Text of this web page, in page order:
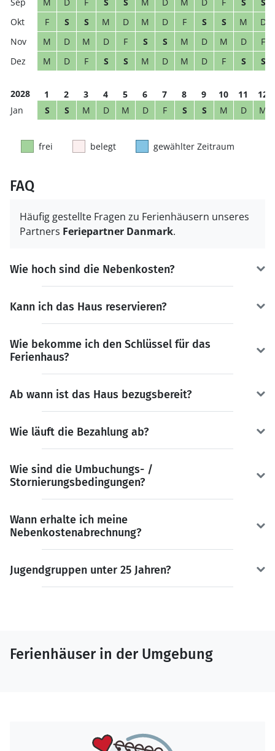
F
S S M D M D F S S M
D
M
D M D F S S M D M D
F
M
D F S S M D M D F S S
2028 1 2 3 4 5 6 7 8 9 10 11
12
S
S M D M D F S S M D M
frei belegt gewählter Zeitraum
FAQ
Häufig gestellte Fragen zu Ferienhäusern unseres
Partners Feriepartner Danmark.
Wie hoch sind die Nebenkosten?
Kann ich das Haus reservieren?
Wie bekomme ich den Schlüssel für das
Ferienhaus?
Ab wann ist das Haus bezugsbereit?
Wie läuft die Bezahlung ab?
Wie sind die Umbuchungs- /
Stornierungsbedingungen?
Wann erhalte ich meine
Nebenkostenabrechnung?
Jugendgruppen unter 25 Jahren?
Ferienhäuser in der Umgebung